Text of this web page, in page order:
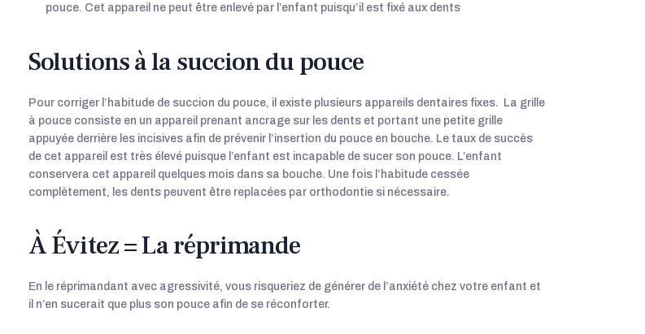
pouce. Cet appareil ne peut être enlevé par l’enfant puisqu’il est fixé aux dents
Solutions à la succion du pouce
Pour corriger l’habitude de succion du pouce, il existe plusieurs appareils dentaires fixes. La grille
à pouce consiste en un appareil prenant ancrage sur les dents et portant une petite grille
appuyée derrière les incisives afin de prévenir l’insertion du pouce en bouche. Le taux de succès
de cet appareil est très élevé puisque l’enfant est incapable de sucer son pouce. L’enfant
conservera cet appareil quelques mois dans sa bouche. Une fois l’habitude cessée
complètement, les dents peuvent être replacées par orthodontie si nécessaire.
À Évitez = La réprimande
En le réprimandant avec agressivité, vous risqueriez de générer de l’anxiété chez votre enfant et
il n’en sucerait que plus son pouce afin de se réconforter.